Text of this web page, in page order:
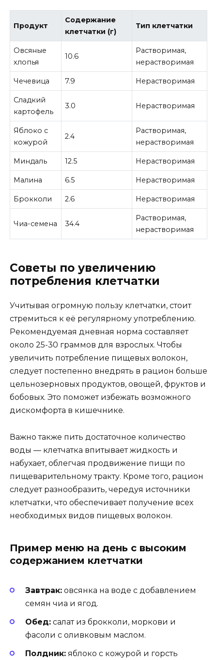
Продукт
Содержание
клетчатки (г)
Тип клетчатки
Овсяные
хлопья
10.6
Растворимая,
нерастворимая
Чечевица 7.9 Нерастворимая
Сладкий
картофель
3.0 Нерастворимая
Яблоко с
кожурой
2.4
Растворимая,
нерастворимая
Миндаль 12.5 Нерастворимая
Малина 6.5 Нерастворимая
Брокколи 2.6 Нерастворимая
Чиа-семена 34.4
Растворимая,
нерастворимая
Советы по увеличению
потребления клетчатки
Учитывая огромную пользу клетчатки, стоит
стремиться к её регулярному употреблению.
Рекомендуемая дневная норма составляет
около 25-30 граммов для взрослых. Чтобы
увеличить потребление пищевых волокон,
следует постепенно внедрять в рацион больше
цельнозерновых продуктов, овощей, фруктов и
бобовых. Это поможет избежать возможного
дискомфорта в кишечнике.
Важно также пить достаточное количество
воды — клетчатка впитывает жидкость и
набухает, облегчая продвижение пищи по
пищеварительному тракту. Кроме того, рацион
следует разнообразить, чередуя источники
клетчатки, что обеспечивает получение всех
необходимых видов пищевых волокон.
Пример меню на день с высоким
содержанием клетчатки
Завтрак: овсянка на воде с добавлением
семян чиа и ягод.
Обед: салат из брокколи, моркови и
фасоли с оливковым маслом.
Полдник: яблоко с кожурой и горсть